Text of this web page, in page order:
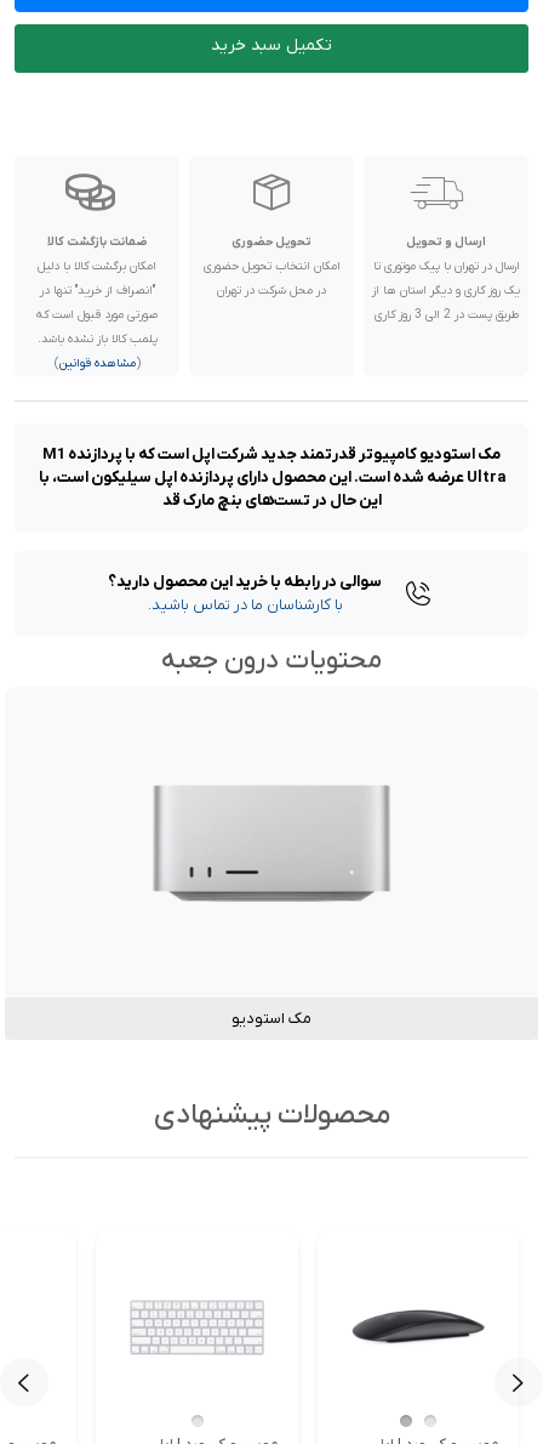
تکمیل سبد خرید
ارسال و تحویل
ارسال در تهران با پیک موتوری تا
یک روز کاری و دیگر استان ها از
طریق پست در 2 الی 3 روز کاری
تحویل حضوری
امکان انتخاب تحویل حضوری
در محل شرکت در تهران
ضمانت بازگشت کالا
امکان برگشت کالا با دلیل
"انصراف از خرید" تنها در
صورتی مورد قبول است که
پلمب کالا باز نشده باشد.
(مشاهده قوانین)
مک استودیو کامپیوتر قدرتمند جدید شرکت اپل است که با پردازنده M1
Ultra عرضه شده است. این محصول دارای پردازنده اپل سیلیکون است، با
این حال در تست‌های بنچ مارک قد
سوالی در رابطه با خرید این محصول دارید؟
با کارشناسان ما در تماس باشید.
محتویات درون جعبه
مک استودیو
محصولات پیشنهادی